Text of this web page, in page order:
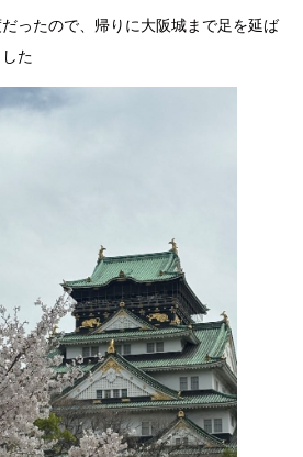
ったので、帰りに大阪城まで足を延ば
た